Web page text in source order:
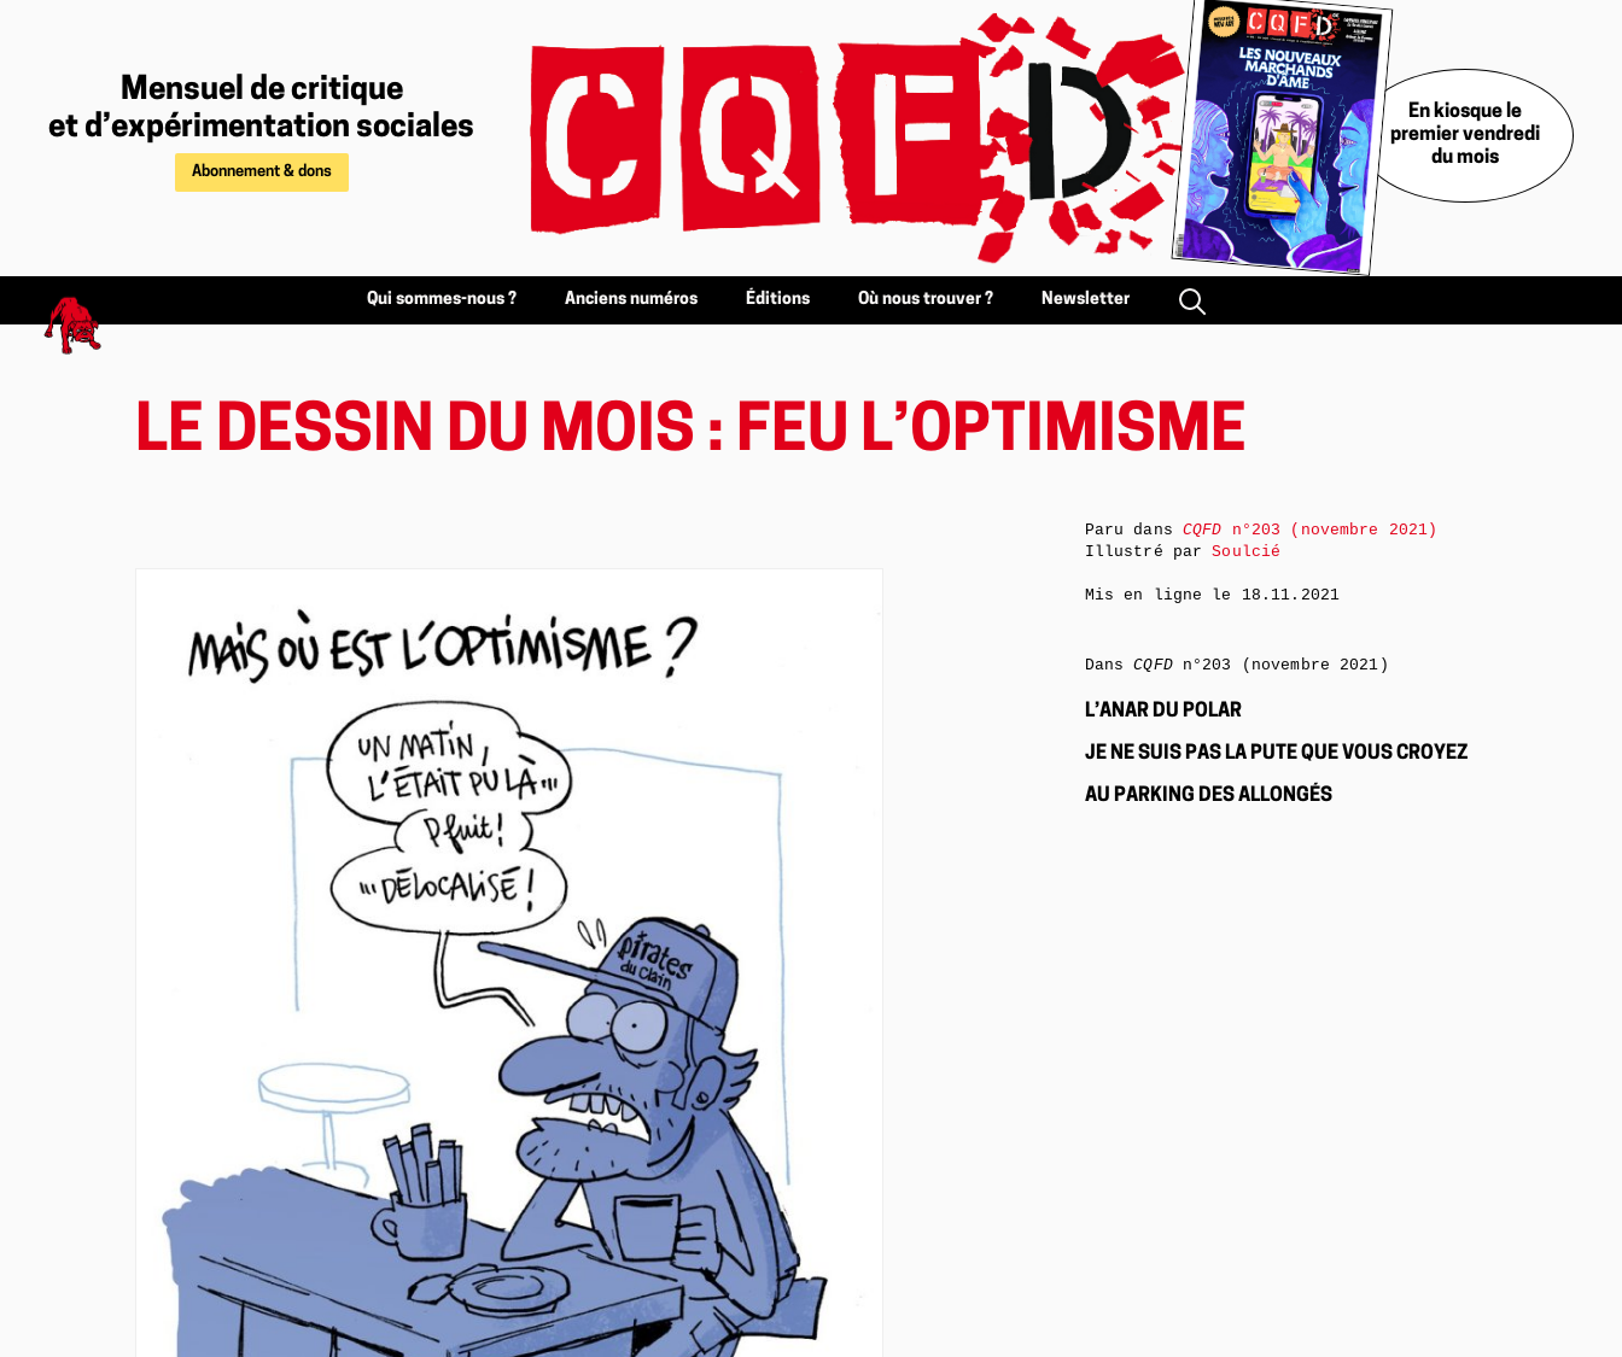
Mensuel de critique
et d’expérimentation sociales
Abonnement & dons
En kiosque le
premier vendredi
du mois
Qui sommes-nous ? Anciens numéros Éditions Où nous trouver ? Newsletter
LE DESSIN DU MOIS : FEU L’OPTIMISME
Paru dans CQFD n°203 (novembre 2021)
Illustré parSoulcié
Mis en ligne le 18.11.2021
DansCQFDn°203 (novembre 2021)
L’ANAR DU POLAR
JE NE SUIS PAS LA PUTE QUE VOUS CROYEZ
AU PARKING DES ALLONGÉS